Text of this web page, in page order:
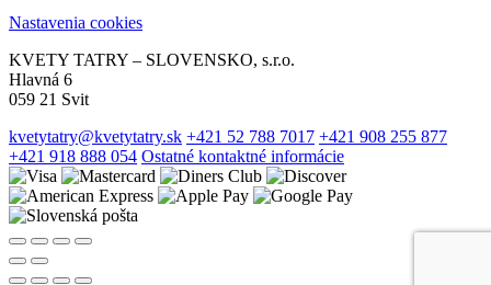
Nastavenia cookies
KVETY TATRY – SLOVENSKO, s.r.o.
Hlavná 6
059 21 Svit
kvetytatry@kvetytatry.sk +421 52 788 7017 +421 908 255 877
+421 918 888 054 Ostatné kontaktné informácie